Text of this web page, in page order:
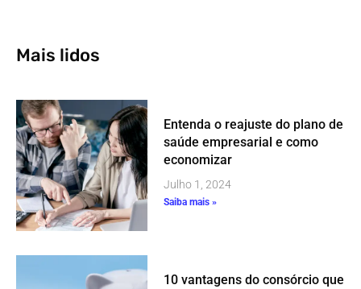
Mais lidos
Entenda o reajuste do plano de
saúde empresarial e como
economizar
Julho 1, 2024
Saiba mais »
10 vantagens do consórcio que